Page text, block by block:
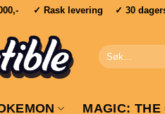
✓ Rask levering ✓ 30
Søk
etter:
MAGIC: THE